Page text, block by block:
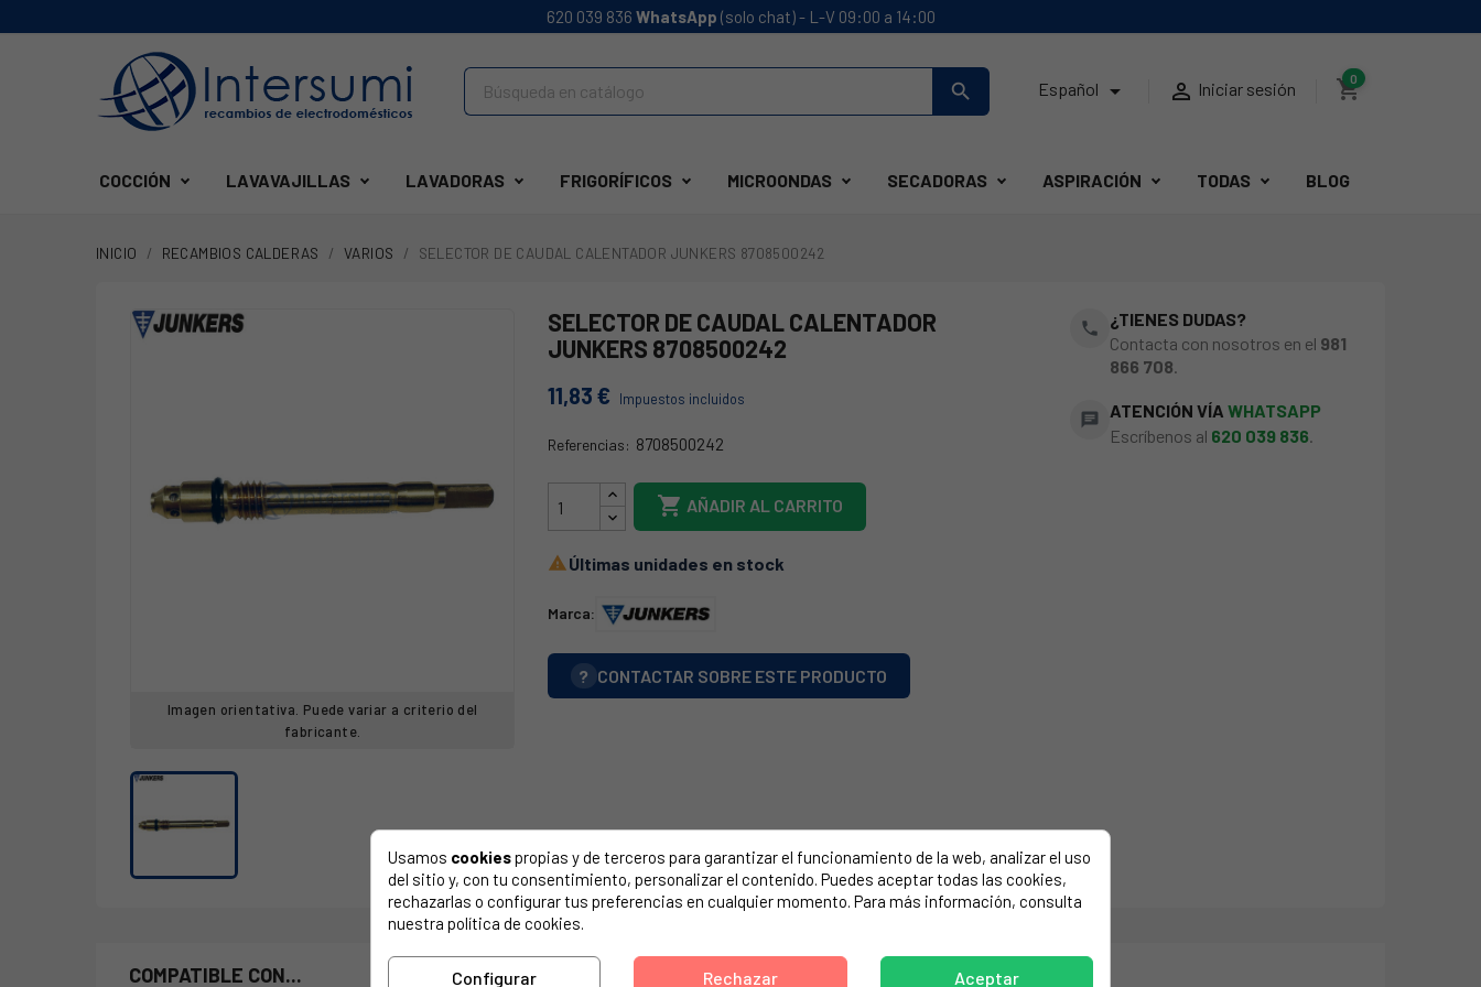
620 039 836 WhatsApp (solo chat) - L-V 09:00 a 14:00
search Español   Iniciar sesión shopping_cart
0
COCCIÓN LAVAVAJILLAS LAVADORAS FRIGORÍFICOS MICROONDAS SECADORAS ASPIRACIÓN TODAS BLOG
INICIO RECAMBIOS CALDERAS VARIOS SELECTOR DE CAUDAL CALENTADOR JUNKERS 8708500242
Imagen orientativa. Puede variar a criterio del
fabricante.
SELECTOR DE CAUDAL CALENTADOR
JUNKERS 8708500242
11,83 € Impuestos incluidos
Referencias: 8708500242
44JK0213
 AÑADIR AL CARRITO
 Últimas unidades en stock
Marca:
? CONTACTAR SOBRE ESTE PRODUCTO
phone
¿TIENES DUDAS?
Contacta con nosotros en el 981
866 708.
chat ATENCIÓN VÍAWHATSAPP
Escríbenos al 620 039 836
COMPATIBLE CON...
Usamos cookiespropias y de terceros para garantizar el funcionamiento de la web, analizar el uso
del sitio y, con tu consentimiento, personalizar el contenido. Puedes aceptar todas las cookies,
rechazarlas o configurar tus preferencias en cualquier momento. Para más información, consulta
nuestra política de cookies.
Configurar Rechazar Aceptar